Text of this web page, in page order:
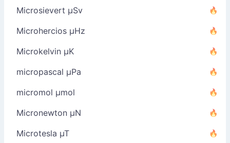
Microsievert µSv
Microhercios µHz
Microkelvin µK
micropascal µPa
micromol µmol
Micronewton µN
Microtesla µT